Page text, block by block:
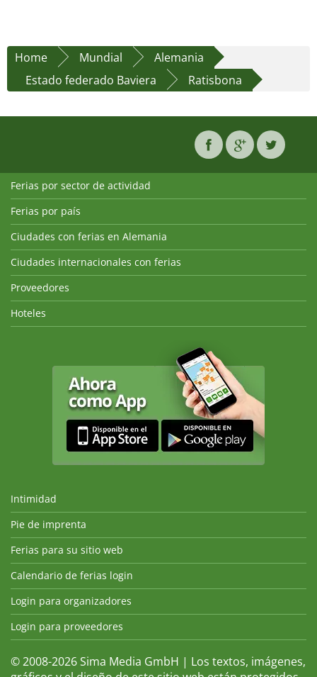
Home Mundial
Alemania
Estado federado Baviera
Ratisbona
Ferias por sector de actividad
Ferias por país
Ciudades con ferias en Alemania
Ciudades internacionales con ferias
Proveedores
Hoteles
Intimidad
Pie de imprenta
Ferias para su sitio web
Calendario de ferias login
Login para organizadores
Login para proveedores
© 2008-2026 Sima Media GmbH | Los textos, imágenes,